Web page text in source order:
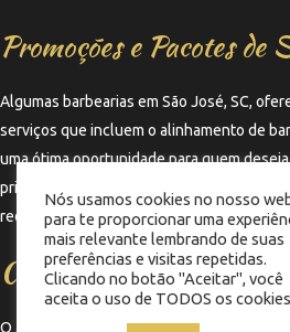
Promoções e Pacotes de
Algumas barbearias em São José, SC,
serviços que incluem o alinhamento de
uma ótima oportunidade para quem
primeira vez ou para aqueles que já são
redes sociais das barbearias pode
Conclusão
O alinhamento de barba é um serviço
Nós usamos cookies no nosso
para te proporcionar uma
mais relevante lembrando de suas
preferências e visitas repetidas.
Clicando no botão "Aceitar", você
aceita o uso de TODOS os